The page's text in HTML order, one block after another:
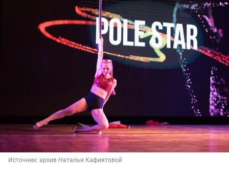
Источник: архив Натальи Кафиятовой